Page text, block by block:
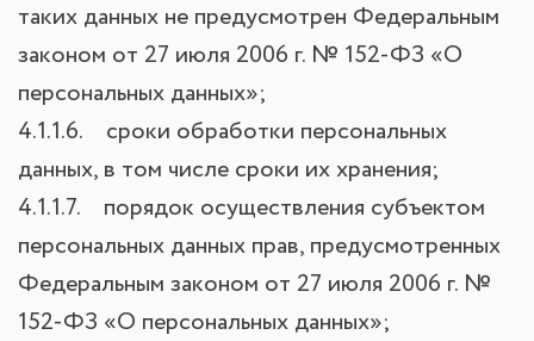
таких данных не предусмотрен Федеральным
законом от 27 июля 2006 г. № 152-ФЗ «О
персональных данных»;
4.1.1.6. сроки обработки персональных
данных, в том числе сроки их хранения;
4.1.1.7. порядок осуществления субъектом
персональных данных прав, предусмотренных
Федеральным законом от 27 июля 2006 г. №
152-ФЗ «О персональных данных»;